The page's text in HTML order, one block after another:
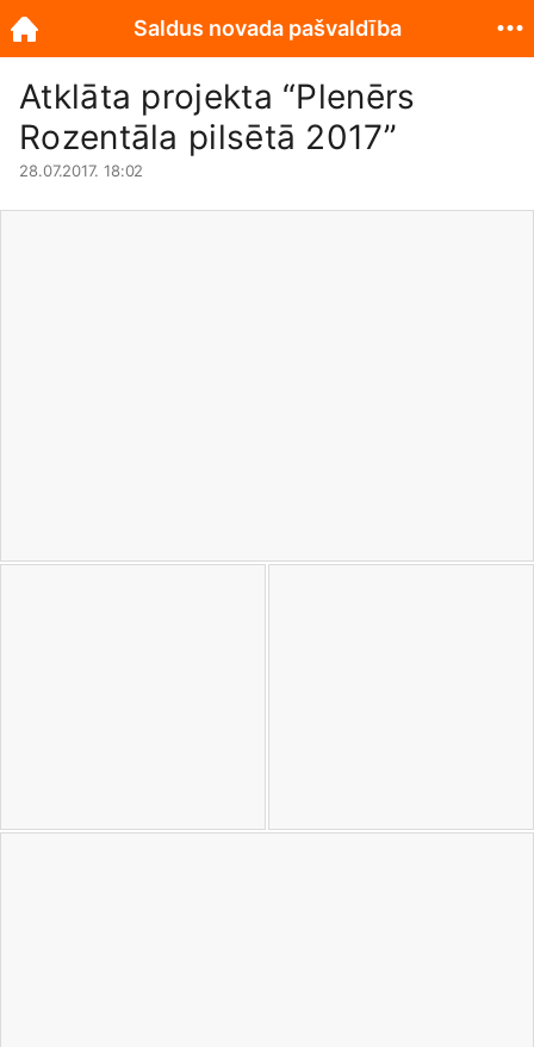
Atklāta projekta “Plenērs
Rozentāla pilsētā 2017”
28.07.2017. 18:02
Saldus novada pašvaldība